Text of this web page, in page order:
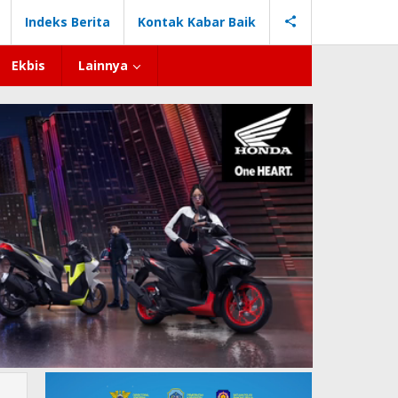
Indeks Berita Kontak Kabar Baik
Ekbis Lainnya